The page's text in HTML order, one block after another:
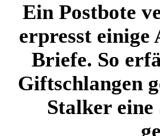
Ein Postbote
erpresst
Briefe. So
Giftschlangen
Stalker